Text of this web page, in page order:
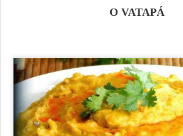
O VATAPÁ